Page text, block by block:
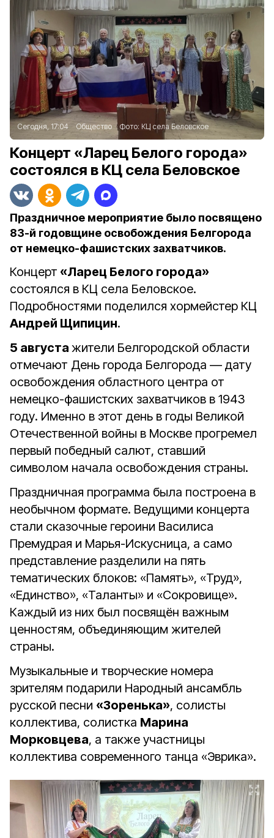
Сегодня, 17:04 Общество Фото: КЦ села Беловское
Концерт «Ларец Белого города»
состоялся в КЦ села Беловское
Праздничное мероприятие было посвящено
83-й годовщине освобождения Белгорода
от немецко-фашистских захватчиков.
Концерт «Ларец Белого города»
состоялся в КЦ села Беловское.
Подробностями поделился хормейстер КЦ
Андрей Щипицин.
5 августа жители Белгородской области
отмечают День города Белгорода — дату
освобождения областного центра от
немецко-фашистских захватчиков в 1943
году. Именно в этот день в годы Великой
Отечественной войны в Москве прогремел
первый победный салют, ставший
символом начала освобождения страны.
Праздничная программа была построена в
необычном формате. Ведущими концерта
стали сказочные героини Василиса
Премудрая и Марья-Искусница, а само
представление разделили на пять
тематических блоков: «Память», «Труд»,
«Единство», «Таланты» и «Сокровище».
Каждый из них был посвящён важным
ценностям, объединяющим жителей
страны.
Музыкальные и творческие номера
зрителям подарили Народный ансамбль
русской песни «Зоренька», солисты
коллектива, солистка Марина
Морковцева, а также участницы
коллектива современного танца «Эврика».